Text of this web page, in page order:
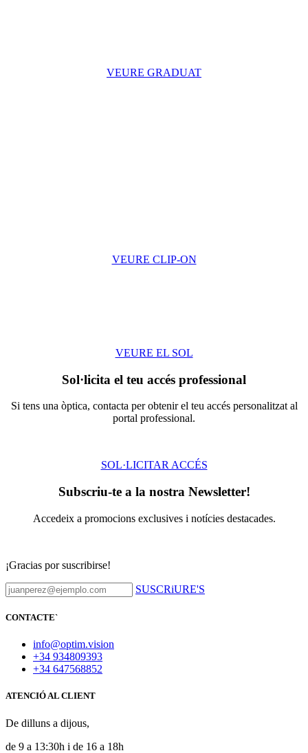
VEURE GRADUAT
VEURE CLIP-ON
VEURE EL SOL
Sol·licita el teu accés professional
Si tens una òptica, contacta per obtenir el teu accés personalitzat al
portal professional.
SOL·LICITAR ACCÉS
Subscriu-te a la nostra Newsletter!
Accedeix a promocions exclusives i notícies destacades.
¡Gracias por suscribirse!
SUSCRiURE'S
CONTACTE`
info@optim.vision
+34 934809393
+34 647568852
ATENCIÓ AL CLIENT
De dilluns a dijous,
de 9 a 13:30h i de 16 a 18h